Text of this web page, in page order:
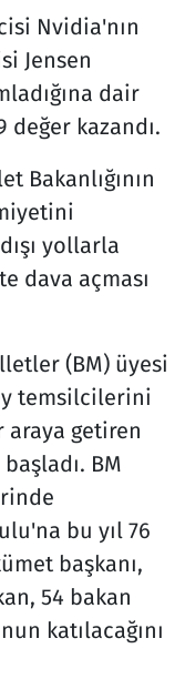
Nvidia'nın
Jensen
dair
değer kazandı.
Bakanlığının
yollarla
dava açması
(BM) üyesi
temsilcilerini
araya getiren
BM
bu yıl 76
başkanı,
54 bakan
katılacağını